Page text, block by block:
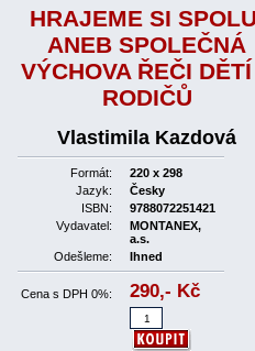
HRAJEME SI
ANEB SPOLEČNÁ
VÝCHOVA ŘEČI
RODIČŮ
Vlastimila Kazdová
Formát:
220 x 298
Jazyk:
Česky
ISBN:
9788072251421
Vydavatel:
MONTANEX,
a.s.
Odešleme:
Ihned
Cena s DPH 0%: 290,- Kč